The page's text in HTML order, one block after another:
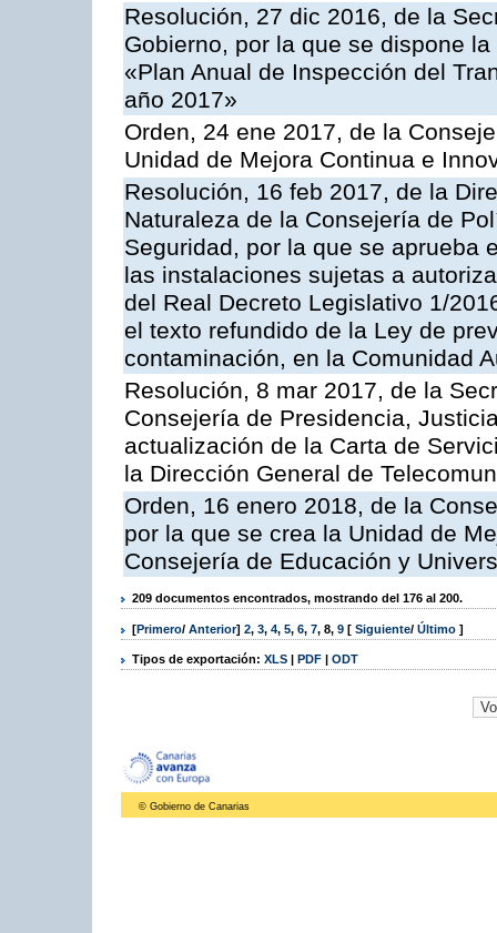
Resolución, 27 dic 2016, de la
Gobierno, por la que se dispone
«Plan Anual de Inspección del
año 2017»
Orden, 24 ene 2017, de la
Unidad de Mejora Continua e
Resolución, 16 feb 2017, de la
Naturaleza de la Consejería de
Seguridad, por la que se aprueba
las instalaciones sujetas a
del Real Decreto Legislativo 1/
el texto refundido de la Ley de
contaminación, en la Comunidad
Resolución, 8 mar 2017, de la
Consejería de Presidencia,
actualización de la Carta de
la Dirección General de
Orden, 16 enero 2018, de la
por la que se crea la Unidad de
Consejería de Educación y
209 documentos encontrados, mostrando del 176 al 200.
[Primero/ Anterior] 2, 3, 4, 5, 6, 7, 8, 9 [ Siguiente/ Último ]
Tipos de exportación: XLS | PDF | ODT
© Gobierno de Canarias